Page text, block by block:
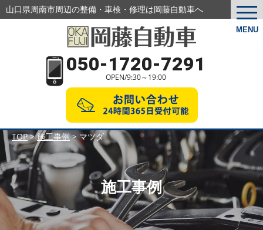
MENU
山口県周南市周辺の整備・車検・修理は岡藤自動車へ
050-1720-7291
OPEN/9:30～19:00
TOP>施工事例>マツダ
施工事例